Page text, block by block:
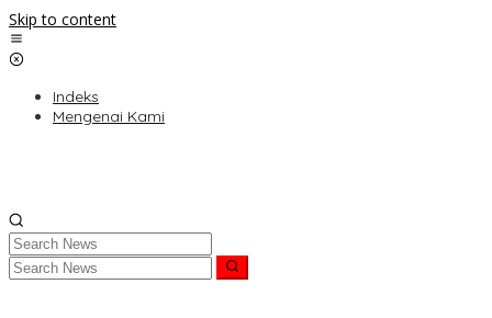
Skip to content
Indeks
Mengenai Kami